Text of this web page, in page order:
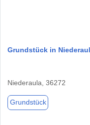
Grundstück in
Niederaula, 36272
Grundstück